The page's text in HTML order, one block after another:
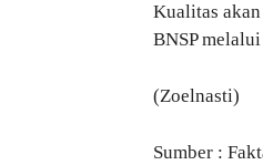
Kualitas
BNSP
(Zoelnasti)
Sumber :